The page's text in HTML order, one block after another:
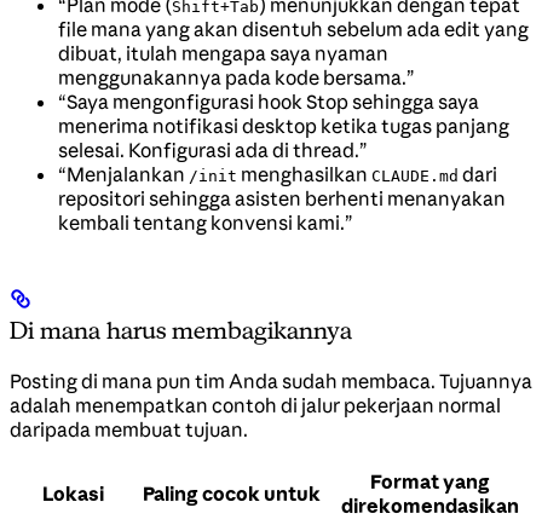
“Plan mode (Shift+Tab) menunjukkan dengan tepat
file mana yang akan disentuh sebelum ada edit yang
dibuat, itulah mengapa saya nyaman
menggunakannya pada kode bersama.”
“Saya mengonfigurasi hook Stop sehingga saya
menerima notifikasi desktop ketika tugas panjang
selesai. Konfigurasi ada di thread.”
“Menjalankan /init menghasilkan CLAUDE.md dari
repositori sehingga asisten berhenti menanyakan
kembali tentang konvensi kami.”
Di mana harus membagikannya
Posting di mana pun tim Anda sudah membaca. Tujuannya
adalah menempatkan contoh di jalur pekerjaan normal
daripada membuat tujuan.
Lokasi Paling cocok untuk
Format yang
direkomendasikan